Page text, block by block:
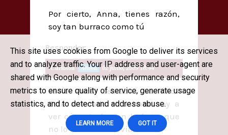
Por cierto, Anna, tienes razón,
soy tan burraco como tú
Responder
Curioson 02 junio, 2009 18:44
Jodío Paco, ¿estabas scondio?
Está animado el debate. Voy a
ver cómo te fue en la feria, que
no lo he visto todavía.
This site uses cookies from Google to deliver its services
and to analyze traffic. Your IP address and user-agent are
shared with Google along with performance and security
metrics to ensure quality of service, generate usage
statistics, and to detect and address abuse.
LEARN MORE GOT IT